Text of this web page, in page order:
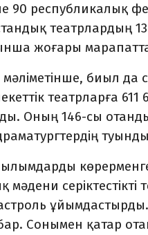
90 республикалық
жоғары
биыл да
театрларға
Оның 146-сы
драматургтердің
серіктестікті
Сонымен қатар